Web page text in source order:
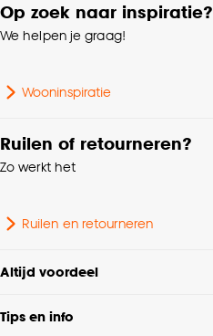
Interieurstijl
Montage materiaal
Bediening
Wasvoorschriften
Op zoek naar inspiratie?
We helpen je graag!
Wooninspiratie
Ruilen of retourneren?
Zo werkt het
Ruilen en retourneren
Altijd voordeel
Tips en info